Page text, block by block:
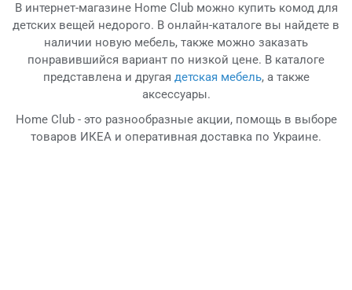
В интернет-магазине Home Club можно купить комод для
детских вещей недорого. В онлайн-каталоге вы найдете в
наличии новую мебель, также можно заказать
понравившийся вариант по низкой цене. В каталоге
представлена и другая детская мебель, а также
аксессуары.
Home Club - это разнообразные акции, помощь в выборе
товаров ИКЕА и оперативная доставка по Украине.